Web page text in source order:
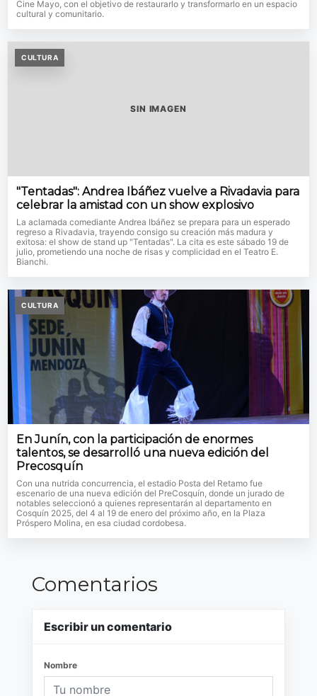
Cine Mayo, con el objetivo de restaurarlo y transformarlo en un espacio
cultural y comunitario.
CULTURA
SIN IMAGEN
"Tentadas": Andrea Ibáñez vuelve a Rivadavia para
celebrar la amistad con un show explosivo
La aclamada comediante Andrea Ibáñez se prepara para un esperado
regreso a Rivadavia, trayendo consigo su creación más madura y
exitosa: el show de stand up "Tentadas". La cita es este sábado 19 de
julio, prometiendo una noche de risas y complicidad en el Teatro E.
Bianchi.
CULTURA
En Junín, con la participación de enormes
talentos, se desarrolló una nueva edición del
Precosquín
Con una nutrida concurrencia, el estadio Posta del Retamo fue
escenario de una nueva edición del PreCosquín, donde un jurado de
notables seleccionó a quienes representarán al departamento en
Cosquín 2025, del 4 al 19 de enero del próximo año, en la Plaza
Próspero Molina, en esa ciudad cordobesa.
Comentarios
Escribir un comentario
Nombre